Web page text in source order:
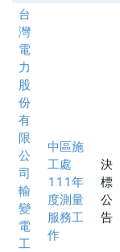
台
灣
電
力
股
份
有
限
公
司
輸
變
電
工
中區施
工處
111年
度測量
服務工
作
決
標
公
告